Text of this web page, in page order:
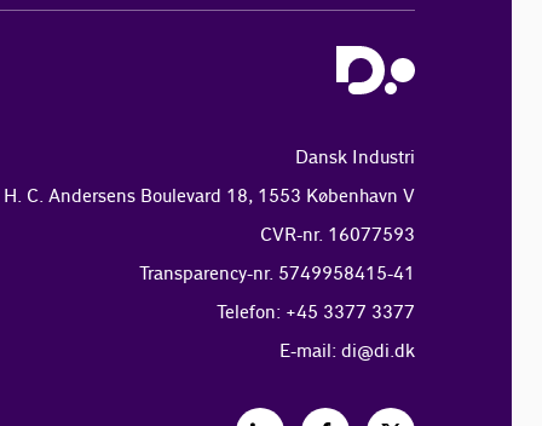
Dansk Industri
H. C. Andersens Boulevard 18, 1553 København V
CVR-nr. 16077593
Transparency-nr. 5749958415-41
Telefon: +45 3377 3377
E-mail: di@di.dk